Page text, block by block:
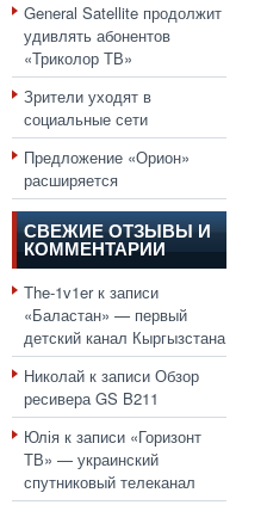
General Satellite продолжит
удивлять абонентов
«Триколор ТВ»
Зрители уходят в
социальные сети
Предложение «Орион»
расширяется
СВЕЖИЕ ОТЗЫВЫ И
КОММЕНТАРИИ
The-1v1erк записи
«Баластан» — первый
детский канал Кыргызстана
Николай к записи Обзор
ресивера GS B211
Юлія к записи «Горизонт
ТВ» — украинский
спутниковый телеканал